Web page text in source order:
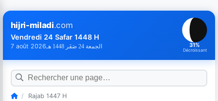
hijri-miladi.com
Vendredi 24 Safar 1448 H
7 août 2026 الجمعة 24 صَفَر 1448 هـ 31%
Décroissant
/ Rajab 1447 H